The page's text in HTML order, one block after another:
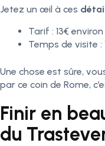
Jetez un œil à ces
Tarif : 13€ environ
Temps de visite :
Une chose est sûre,
par ce coin de Rome,
Finir en
du